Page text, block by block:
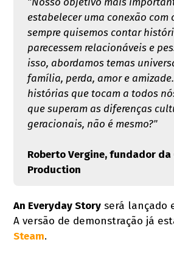
estabelecer uma conexão com
sempre quisemos contar
parecessem relacionáveis e
isso, abordamos temas
família, perda, amor e
histórias que tocam a todos
que superam as diferenças
geracionais, não é mesmo?"
Roberto Vergine, fundador da
Production
An Everyday Story será lançado
A versão de demonstração já
Steam.